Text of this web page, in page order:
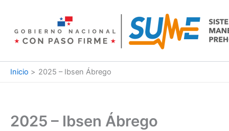
contenido
Inicio 2025 – Ibsen Ábrego
2025 – Ibsen Ábrego